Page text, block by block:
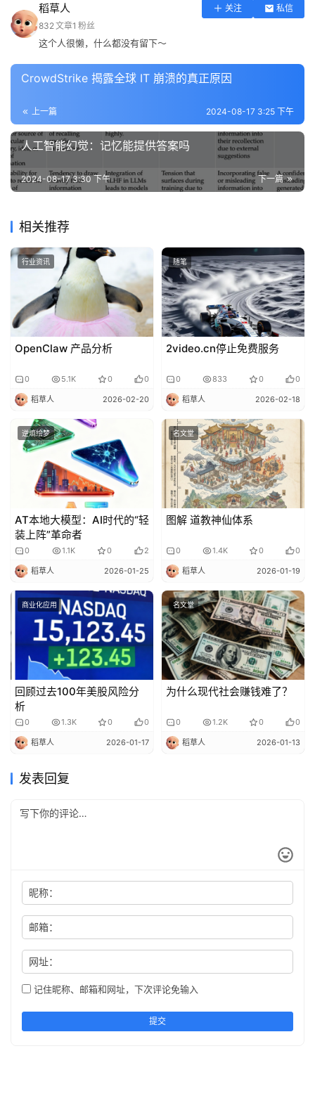
稻草人 关注
私信
832文章1 粉丝
这个人很懒，什么都没有留下～
CrowdStrike 揭露全球 IT 崩溃的真正原因
上一篇 2024-08-17 3:25 下午
人工智能幻觉：记忆能提供答案吗
下一篇
2024-08-17 3:30 下午
相关推荐
行业资讯
OpenClaw 产品分析
0 5.1K 0 0
稻草人 2026-02-20
随笔
2video.cn停止免费服务
0 833 0 0
稻草人 2026-02-18
逆熵绘梦
AT本地大模型：AI时代的“轻
装上阵”革命者
0 1.1K 0 2
稻草人 2026-01-25
名文堂
图解 道教神仙体系
0 1.4K 0 0
稻草人 2026-01-19
商业化应用
回顾过去100年美股风险分
析
0 1.3K 0 0
稻草人 2026-01-17
名文堂
为什么现代社会赚钱难了？
0 1.2K 0 0
稻草人 2026-01-13
发表回复
昵称：
邮箱：
网址：
记住昵称、邮箱和网址，下次评论免输入
提交